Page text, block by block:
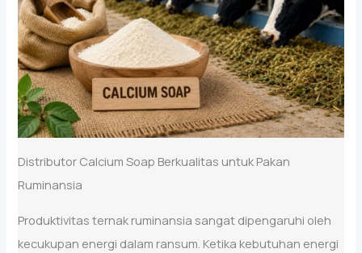
Distributor Calcium Soap Berkualitas untuk Pakan
Ruminansia
Produktivitas ternak ruminansia sangat dipengaruhi oleh
kecukupan energi dalam ransum. Ketika kebutuhan energi